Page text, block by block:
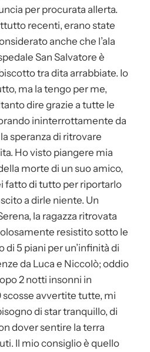
per procurata allerta.
recenti, erano state
anche che l’ala
San Salvatore è
tra dita arrabbiate. Io
ma la tengo per me,
dire grazie a tutte le
ininterrottamente da
speranza di ritrovare
Ho visto piangere mia
morte di un suo amico,
fatto di tutto per riportarlo
a dirle niente. Un
la ragazza ritrovata
resistito sotto le
di 5 piani per un’infinità di
da Luca e Niccolò; oddio
2 notti insonni in
scosse avvertite tutte, mi
di star tranquillo, di
dover sentire la terra
Il mio consiglio è quello